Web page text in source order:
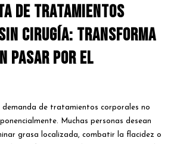
de Tratamientos
Cirugía: Transforma
Pasar por el
demanda de tratamientos corporales no
Muchas personas desean
grasa localizada, combatir la flacidez o